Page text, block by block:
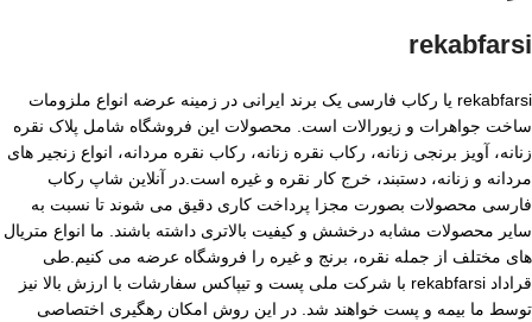
rekabfarsi
rekabfarsi یا رکاب فارسی یک برند ایرانی در زمینه عرضه انواع ملزومات
ساخت جواهرات و زیورالات است. محصولات این فروشگاه شامل پلاک نقره
زنانه، آویز برنجی زنانه، رکاب نقره زنانه، رکاب نقره مردانه، انواع زنجیر های
مردانه و زنانه، دستبند، خرج کار نقره و غیره است.در آنلاین شاپ رکاب
فارسی محصولات بصورت مجزا پرداخت کاری دقیق می شوند تا نسبت به
سایر محصولات مشابه درخشش و کیفیت بالاتری داشته باشند. ما انواع متریال
های مختلف از جمله نقره، برنج و غیره را فروشگاه عرضه می کنیم.طی
قراداد rekabfarsi با شرکت ملی پست و تیپاکس سفارشات با ارزش بالا نیز
توسط ما بیمه و پست خواهند شد. در این روش امکان رهگیری اختصاصی